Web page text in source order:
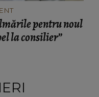
pentru noul
la consilier”